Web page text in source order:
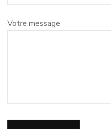
Votre message